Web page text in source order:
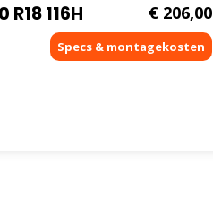
116H € 206,00